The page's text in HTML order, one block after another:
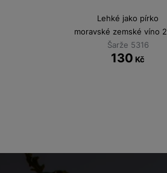
Lehké jako pírko
moravské zemské víno
Šarže 5316
130 Kč